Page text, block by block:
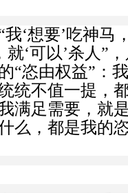
‘想要’吃神马
就‘可以’杀人”
“恣由权益”：
统不值一提，
满足需要，就
么，都是我的